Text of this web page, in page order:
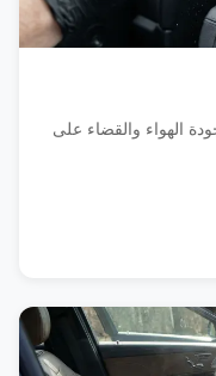
الهواء والقضاء على